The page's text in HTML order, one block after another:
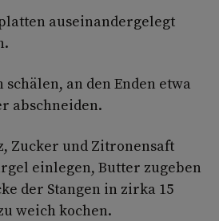
auseinandergelegt
schälen, an den Enden etwa
abschneiden.
Zucker und Zitronensaft
einlegen, Butter zugeben
der Stangen in zirka 15
weich kochen.